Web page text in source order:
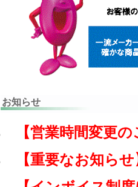
お知らせ
【営業時間変更の
【重要なお知ら